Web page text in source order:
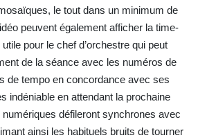
le tout dans un minimum de
peuvent également afficher la time-
pour le chef d’orchestre qui peut
de la séance avec les numéros de
de tempo en concordance avec ses
indéniable en attendant la prochaine
défileront synchrones avec
ainsi les habituels bruits de tourner